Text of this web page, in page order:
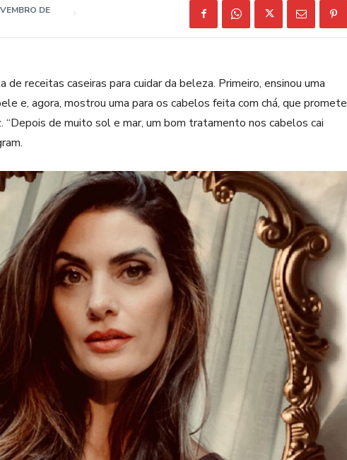
DE
de receitas caseiras para cuidar da beleza. Primeiro, ensinou uma
e, agora, mostrou uma para os cabelos feita com chá, que promete
“Depois de muito sol e mar, um bom tratamento nos cabelos cai